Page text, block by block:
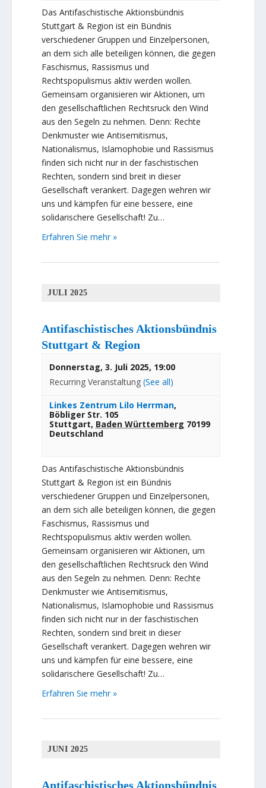
Das Antifaschistische Aktionsbündnis
Stuttgart & Region ist ein Bündnis
verschiedener Gruppen und Einzelpersonen,
an dem sich alle beteiligen können, die gegen
Faschismus, Rassismus und
Rechtspopulismus aktiv werden wollen.
Gemeinsam organisieren wir Aktionen, um
den gesellschaftlichen Rechtsruck den Wind
aus den Segeln zu nehmen. Denn: Rechte
Denkmuster wie Antisemitismus,
Nationalismus, Islamophobie und Rassismus
finden sich nicht nur in der faschistischen
Rechten, sondern sind breit in dieser
Gesellschaft verankert. Dagegen wehren wir
uns und kämpfen für eine bessere, eine
solidarischere Gesellschaft! Zu…
Erfahren Sie mehr »
JULI 2025
Antifaschistisches Aktionsbündnis
Stuttgart & Region
Donnerstag, 3. Juli 2025, 19:00
Recurring Veranstaltung(See all)
Linkes Zentrum Lilo Herrman,
Böbliger Str. 105
Stuttgart, Baden Württemberg 70199
Deutschland
Das Antifaschistische Aktionsbündnis
Stuttgart & Region ist ein Bündnis
verschiedener Gruppen und Einzelpersonen,
an dem sich alle beteiligen können, die gegen
Faschismus, Rassismus und
Rechtspopulismus aktiv werden wollen.
Gemeinsam organisieren wir Aktionen, um
den gesellschaftlichen Rechtsruck den Wind
aus den Segeln zu nehmen. Denn: Rechte
Denkmuster wie Antisemitismus,
Nationalismus, Islamophobie und Rassismus
finden sich nicht nur in der faschistischen
Rechten, sondern sind breit in dieser
Gesellschaft verankert. Dagegen wehren wir
uns und kämpfen für eine bessere, eine
solidarischere Gesellschaft! Zu…
Erfahren Sie mehr »
JUNI 2025
Antifaschistisches Aktionsbündnis